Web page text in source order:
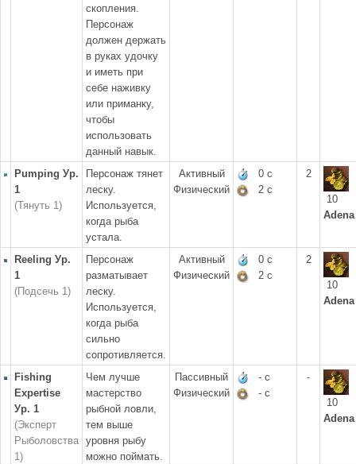
скопления.
Персонаж
должен держать
в руках удочку
и иметь при
себе наживку
или приманку,
чтобы
использовать
данный навык.
Pumping Ур.
1
(Тянуть 1)
Персонаж тянет
леску.
Используется,
когда рыба
устала.
Активный
Физический
0 с
2 с
2
10
Adena
Reeling Ур.
1
(Подсечь 1)
Персонаж
разматывает
леску.
Используется,
когда рыба
сильно
сопротивляется.
Активный
Физический
0 с
2 с
2
10
Adena
Fishing
Expertise
Ур. 1
(Эксперт
Рыболовства
1)
Чем лучше
мастерство
рыбной ловли,
тем выше
уровня рыбу
можно поймать.
Пассивный
Физический
- с
- с
-
10
Adena